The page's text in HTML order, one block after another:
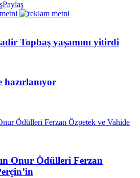
Paylaş
Topbaş yaşamını yitirdi
hazırlanıyor
Onur Ödülleri Ferzan